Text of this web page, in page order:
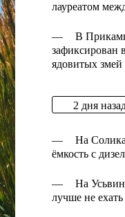
лауреатом
—
В
зафиксирован
ядовитых змей
2 дня
—
На
ёмкость с
—
На
лучше не ехать